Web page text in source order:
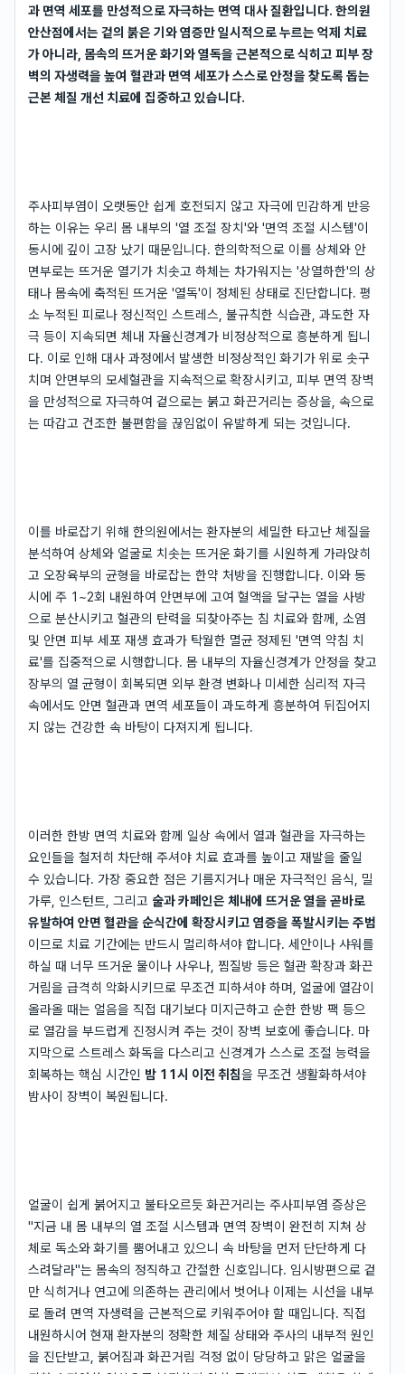
과 면역 세포를 만성적으로 자극하는 면역 대사 질환입니다. 한의원
안산점에서는 겉의 붉은 기와 염증만 일시적으로 누르는 억제 치료
가 아니라, 몸속의 뜨거운 화기와 열독을 근본적으로 식히고 피부 장
벽의 자생력을 높여 혈관과 면역 세포가 스스로 안정을 찾도록 돕는
근본 체질 개선 치료에 집중하고 있습니다.
주사피부염이 오랫동안 쉽게 호전되지 않고 자극에 민감하게 반응
하는 이유는 우리 몸 내부의 '열 조절 장치'와 '면역 조절 시스템'이
동시에 깊이 고장 났기 때문입니다. 한의학적으로 이를 상체와 안
면부로는 뜨거운 열기가 치솟고 하체는 차가워지는 '상열하한'의 상
태나 몸속에 축적된 뜨거운 '열독'이 정체된 상태로 진단합니다. 평
소 누적된 피로나 정신적인 스트레스, 불규칙한 식습관, 과도한 자
극 등이 지속되면 체내 자율신경계가 비정상적으로 흥분하게 됩니
다. 이로 인해 대사 과정에서 발생한 비정상적인 화기가 위로 솟구
치며 안면부의 모세혈관을 지속적으로 확장시키고, 피부 면역 장벽
을 만성적으로 자극하여 겉으로는 붉고 화끈거리는 증상을, 속으로
는 따갑고 건조한 불편함을 끊임없이 유발하게 되는 것입니다.
이를 바로잡기 위해 한의원에서는 환자분의 세밀한 타고난 체질을
분석하여 상체와 얼굴로 치솟는 뜨거운 화기를 시원하게 가라앉히
고 오장육부의 균형을 바로잡는 한약 처방을 진행합니다. 이와 동
시에 주 1~2회 내원하여 안면부에 고여 혈액을 달구는 열을 사방
으로 분산시키고 혈관의 탄력을 되찾아주는 침 치료와 함께, 소염
및 안면 피부 세포 재생 효과가 탁월한 멸균 정제된 '면역 약침 치
료'를 집중적으로 시행합니다. 몸 내부의 자율신경계가 안정을 찾고
장부의 열 균형이 회복되면 외부 환경 변화나 미세한 심리적 자극
속에서도 안면 혈관과 면역 세포들이 과도하게 흥분하여 뒤집어지
지 않는 건강한 속 바탕이 다져지게 됩니다.
이러한 한방 면역 치료와 함께 일상 속에서 열과 혈관을 자극하는
요인들을 철저히 차단해 주셔야 치료 효과를 높이고 재발을 줄일
수 있습니다. 가장 중요한 점은 기름지거나 매운 자극적인 음식, 밀
가루, 인스턴트, 그리고 술과 카페인은 체내에 뜨거운 열을 곧바로
유발하여 안면 혈관을 순식간에 확장시키고 염증을 폭발시키는 주범
이므로 치료 기간에는 반드시 멀리하셔야 합니다. 세안이나 샤워를
하실 때 너무 뜨거운 물이나 사우나, 찜질방 등은 혈관 확장과 화끈
거림을 급격히 악화시키므로 무조건 피하셔야 하며, 얼굴에 열감이
올라올 때는 얼음을 직접 대기보다 미지근하고 순한 한방 팩 등으
로 열감을 부드럽게 진정시켜 주는 것이 장벽 보호에 좋습니다. 마
지막으로 스트레스 화독을 다스리고 신경계가 스스로 조절 능력을
회복하는 핵심 시간인 밤 11시 이전 취침을 무조건 생활화하셔야
밤사이 장벽이 복원됩니다.
얼굴이 쉽게 붉어지고 불타오르듯 화끈거리는 주사피부염 증상은
"지금 내 몸 내부의 열 조절 시스템과 면역 장벽이 완전히 지쳐 상
체로 독소와 화기를 뿜어내고 있으니 속 바탕을 먼저 단단하게 다
스려달라"는 몸속의 정직하고 간절한 신호입니다. 임시방편으로 겉
만 식히거나 연고에 의존하는 관리에서 벗어나 이제는 시선을 내부
로 돌려 면역 자생력을 근본적으로 키워주어야 할 때입니다. 직접
내원하시어 현재 환자분의 정확한 체질 상태와 주사의 내부적 원인
을 진단받고, 붉어짐과 화끈거림 걱정 없이 당당하고 맑은 얼굴을